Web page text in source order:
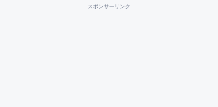
スポンサーリンク